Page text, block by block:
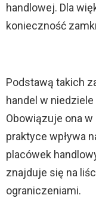
handlowej. Dla
konieczność
Podstawą takich
handel w
Obowiązuje ona
praktyce wpływa
placówek
znajduje się na
ograniczeniami.